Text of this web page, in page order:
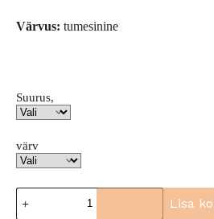
Värvus: tumesinine
Suurus,
värv
Fristads
venivast
Lisa